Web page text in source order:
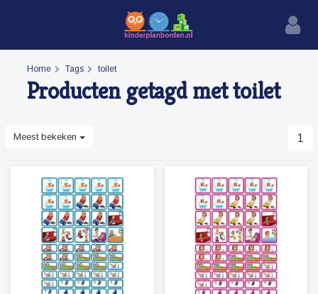
Home Tags toilet
Producten getagd met toilet
Meest bekeken 1